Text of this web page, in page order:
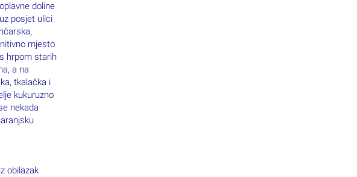
doline
posjet ulici
mjesto
hrpom starih
a na
tkalačka i
kukuruzno
nekada
obilazak